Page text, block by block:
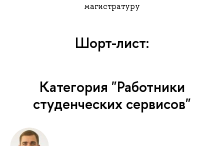
магистратуру
Шорт-лист:
Категория "Работники
студенческих сервисов"